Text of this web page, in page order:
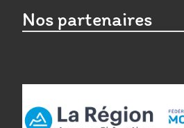
Nos partenaires